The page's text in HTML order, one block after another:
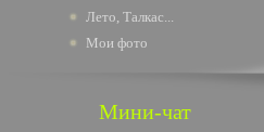
Лето, Талкас...
Мои фото
Мини-чат